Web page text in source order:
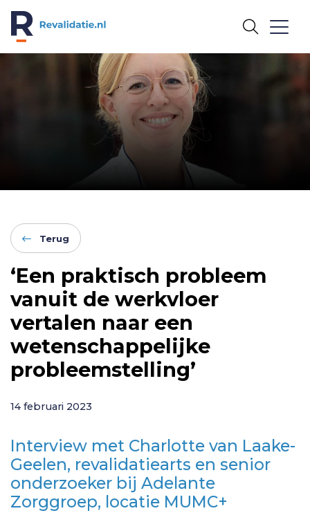
REVALIDATIE.NL
Terug
‘Een praktisch probleem
vanuit de werkvloer
vertalen naar een
wetenschappelijke
probleemstelling’
14 februari 2023
Interview met Charlotte van Laake-
Geelen, revalidatiearts en senior
onderzoeker bij Adelante
Zorggroep, locatie MUMC+